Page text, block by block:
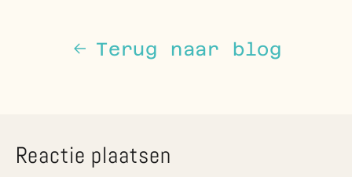
Terug naar blog
Reactie plaatsen